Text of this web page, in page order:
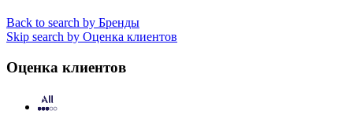
Back to search by Бренды
Skip search by Оценка клиентов
Оценка клиентов